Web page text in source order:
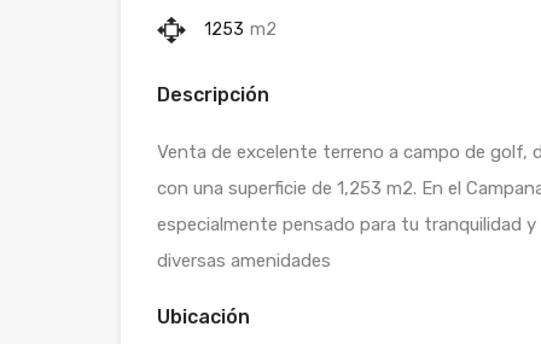
1253 m2
Descripción
Venta de excelente terreno a campo de golf,
con una superficie de 1,253 m2. En el
especialmente pensado para tu tranquilidad
diversas amenidades
Ubicación